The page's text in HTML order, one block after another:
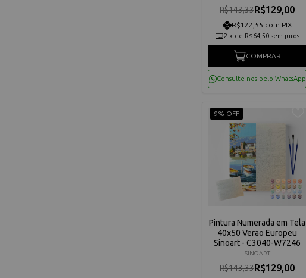
R$143,33R$129,00
R$122,55 com PIX
2 x de R$64,50 sem juros
COMPRAR
Consulte-nos pelo WhatsApp
9% OFF
Pintura Numerada em Tela
40x50 Verao Europeu
Sinoart - C3040-W7246
SINOART
R$143,33R$129,00